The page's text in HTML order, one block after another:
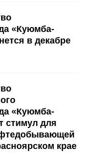
«Куюмба-
в декабре
«Куюмба-
стимул для
крае